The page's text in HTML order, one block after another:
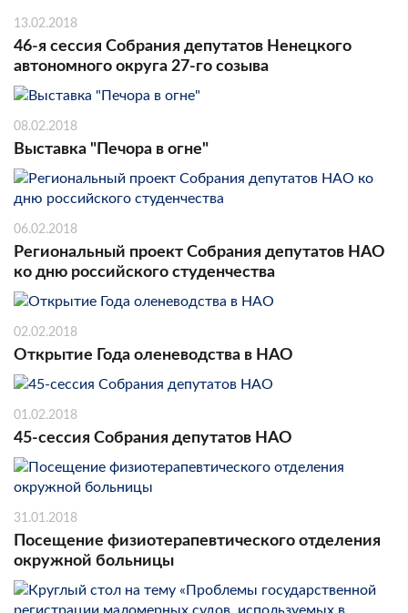
13.02.2018
46-я сессия Собрания депутатов Ненецкого
автономного округа 27-го созыва
08.02.2018
Выставка "Печора в огне"
06.02.2018
Региональный проект Собрания депутатов НАО
ко дню российского студенчества
02.02.2018
Открытие Года оленеводства в НАО
01.02.2018
45-сессия Собрания депутатов НАО
31.01.2018
Посещение физиотерапевтического отделения
окружной больницы